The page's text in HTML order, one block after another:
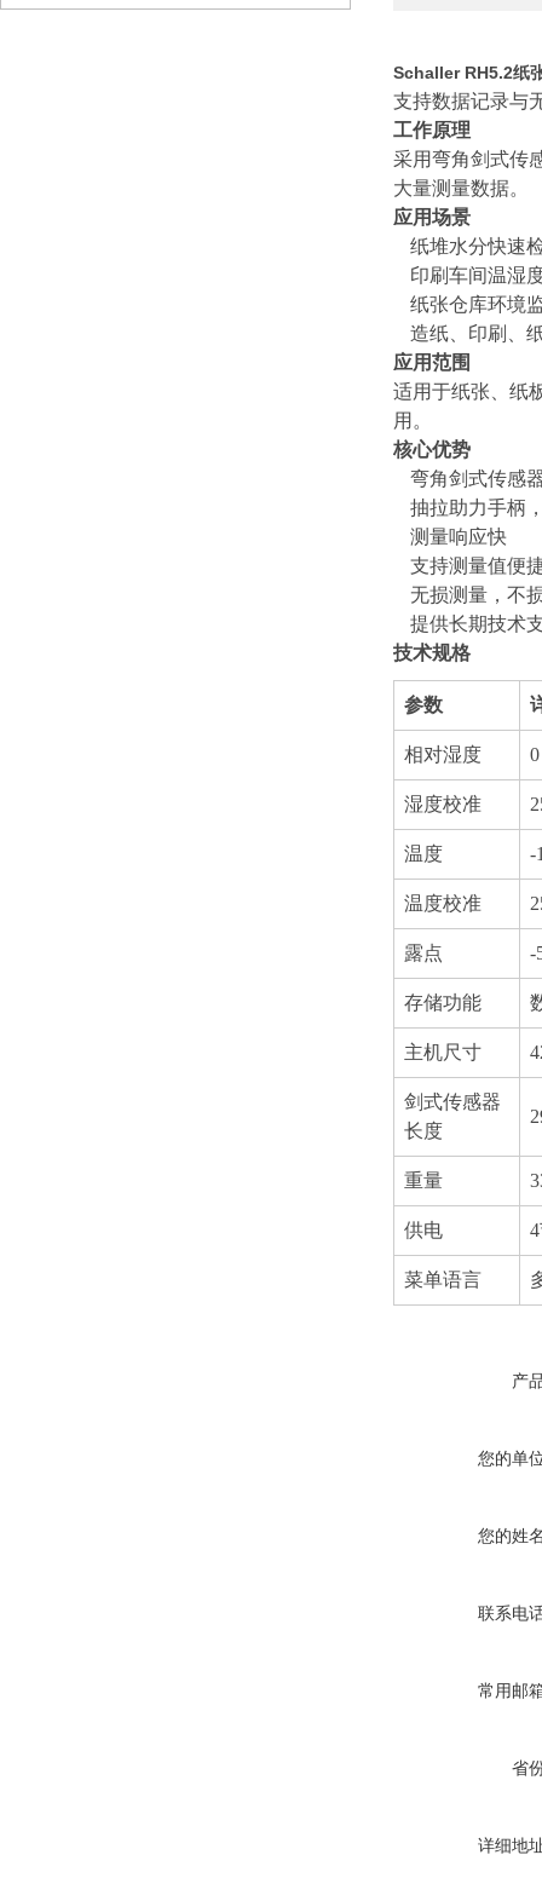
Schaller RH5.2纸
支持数据记录与
工作原理
采用弯角剑式传
大量测量数据。
应用场景
纸堆水分快速
印刷车间温湿
纸张仓库环境
造纸、印刷、
应用范围
适用于纸张、纸
用。
核心优势
弯角剑式传感
抽拉助力手柄
测量响应快
支持测量值便
无损测量，不
提供长期技术
技术规格
参数
相对湿度
湿度校准
温度 -
温度校准
露点 -
存储功能
主机尺寸
剑式传感器
长度
重量
供电
菜单语言
产
您的单
您的姓
联系电
常用邮
省
详细地